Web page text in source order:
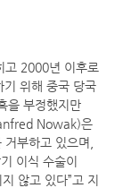
고 2000년 이후로
기 위해 중국 당국
을 부정했지만
Nowak)은
부하고 있으며,
이식 수술이
않고 있다”고 지